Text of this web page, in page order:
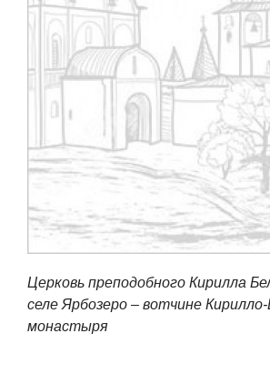
Церковь преподобного Кирилла
селе Ярбозеро – вотчине Кирилло-
монастыря